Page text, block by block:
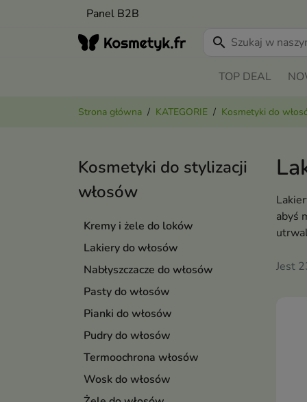
Panel B2B
search
TOP DEAL
Strona główna KATEGORIE Kosmetyki do
Kosmetyki do stylizacji
włosów
Kremy i żele do loków
Lakiery do włosów
Nabłyszczacze do włosów
Pasty do włosów
Pianki do włosów
Pudry do włosów
Termoochrona włosów
Wosk do włosów
abyś
Jest